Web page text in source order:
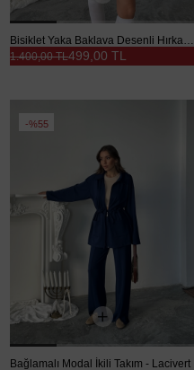
Bisiklet Yaka Baklava Desenli Hırka - Gri
499,00 TL
1.400,00 TL
%55
Bağlamalı Modal İkili Takım - Lacivert